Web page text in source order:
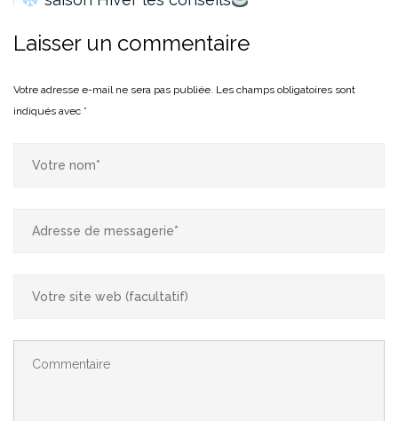
Laisser un commentaire
Votre adresse e-mail ne sera pas publiée. Les champs obligatoires sont
indiqués avec *